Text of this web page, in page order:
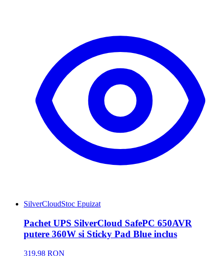
SilverCloudStoc Epuizat
Pachet UPS SilverCloud SafePC 650AVR
putere 360W si Sticky Pad Blue inclus
319,98 RON